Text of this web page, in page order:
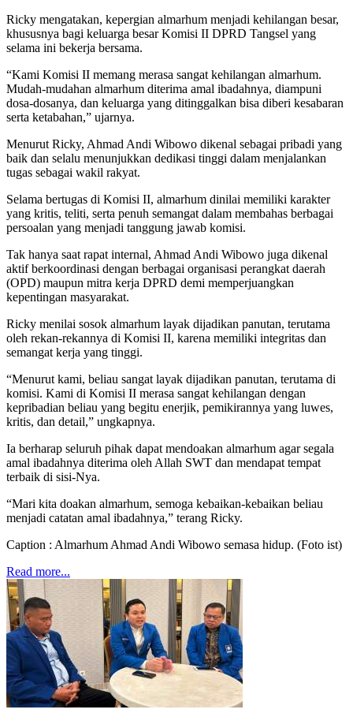
Ricky mengatakan, kepergian almarhum menjadi kehilangan besar,
khususnya bagi keluarga besar Komisi II DPRD Tangsel yang
selama ini bekerja bersama.
“Kami Komisi II memang merasa sangat kehilangan almarhum.
Mudah-mudahan almarhum diterima amal ibadahnya, diampuni
dosa-dosanya, dan keluarga yang ditinggalkan bisa diberi kesabaran
serta ketabahan,” ujarnya.
Menurut Ricky, Ahmad Andi Wibowo dikenal sebagai pribadi yang
baik dan selalu menunjukkan dedikasi tinggi dalam menjalankan
tugas sebagai wakil rakyat.
Selama bertugas di Komisi II, almarhum dinilai memiliki karakter
yang kritis, teliti, serta penuh semangat dalam membahas berbagai
persoalan yang menjadi tanggung jawab komisi.
Tak hanya saat rapat internal, Ahmad Andi Wibowo juga dikenal
aktif berkoordinasi dengan berbagai organisasi perangkat daerah
(OPD) maupun mitra kerja DPRD demi memperjuangkan
kepentingan masyarakat.
Ricky menilai sosok almarhum layak dijadikan panutan, terutama
oleh rekan-rekannya di Komisi II, karena memiliki integritas dan
semangat kerja yang tinggi.
“Menurut kami, beliau sangat layak dijadikan panutan, terutama di
komisi. Kami di Komisi II merasa sangat kehilangan dengan
kepribadian beliau yang begitu enerjik, pemikirannya yang luwes,
kritis, dan detail,” ungkapnya.
Ia berharap seluruh pihak dapat mendoakan almarhum agar segala
amal ibadahnya diterima oleh Allah SWT dan mendapat tempat
terbaik di sisi-Nya.
“Mari kita doakan almarhum, semoga kebaikan-kebaikan beliau
menjadi catatan amal ibadahnya,” terang Ricky.
Caption : Almarhum Ahmad Andi Wibowo semasa hidup. (Foto ist)
Read more...